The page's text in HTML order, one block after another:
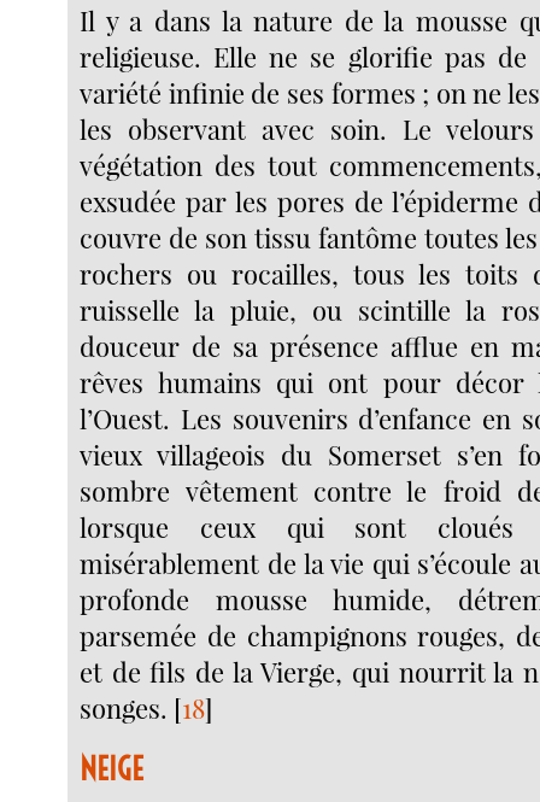
Il y a dans la nature de la mousse
religieuse. Elle ne se glorifie pas de
variété infinie de ses formes ; on ne
les observant avec soin. Le
végétation des tout
exsudée par les pores de l’épiderme
couvre de son tissu fantôme toutes
rochers ou rocailles, tous les toits
ruisselle la pluie, ou scintille la
douceur de sa présence afflue en
rêves humains qui ont pour décor
l’Ouest. Les souvenirs d’enfance en
vieux villageois du Somerset s’en
sombre vêtement contre le froid
lorsque ceux qui sont
misérablement de la vie qui s’écoule
profonde mousse humide,
parsemée de champignons rouges,
et de fils de la Vierge, qui nourrit la
songes. [18]
NEIGE